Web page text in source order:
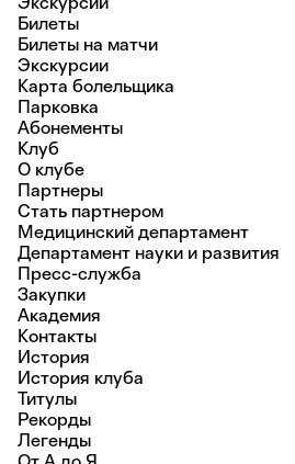
Билеты
Билеты на матчи
Экскурсии
Карта болельщика
Парковка
Абонементы
Клуб
О клубе
Партнеры
Стать партнером
Медицинский департамент
Департамент науки и развития
Пресс-служба
Закупки
Академия
Контакты
История
История клуба
Титулы
Рекорды
Легенды